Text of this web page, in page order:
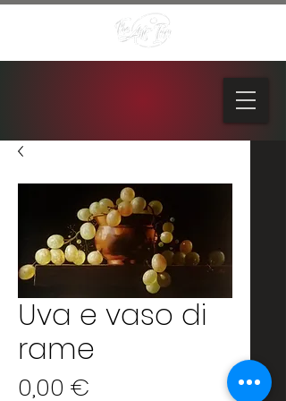
Uva e vaso di
rame
0,00 €